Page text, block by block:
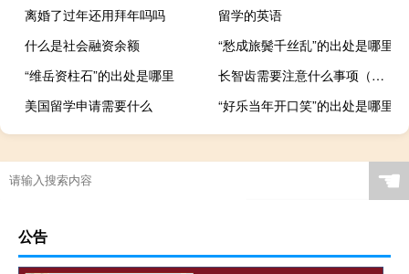
离婚了过年还用拜年吗吗
留学的英语
什么是社会融资余额
“愁成旅鬓千丝乱”的出处是哪里
“维岳资柱石”的出处是哪里
长智齿需要注意什么事项（长智齿需要注意什么）
美国留学申请需要什么
“好乐当年开口笑”的出处是哪里
☚
公告